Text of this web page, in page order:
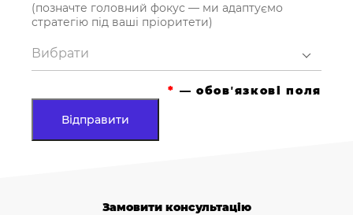
(позначте головний фокус — ми адаптуємо
стратегію під ваші пріоритети)
Вибрати
* — обовʼязкові поля
Замовити консультацію